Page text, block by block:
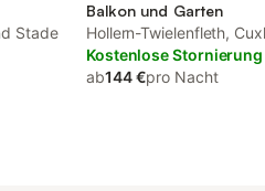
Stade
Balkon und Garten
Hollern-Twielenfleth,
Kostenlose Stornierung
ab144 €pro Nacht